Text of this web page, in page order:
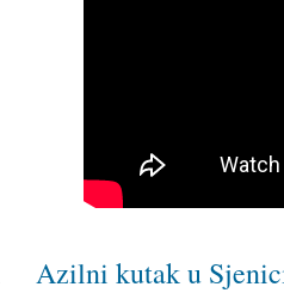
Azilni kutak u